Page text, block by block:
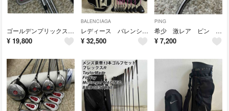
ゴールデンプリックス TM-V 6本 アイアンセット DG-S200
¥ 19,800
BALENCIAGA
レディース バレンシアガ M.U BIRDIE レディース 10本 ゴルフセット
¥ 32,500
PING
希少 激レア ピン PING PAL 5BZ Big Zシャフト
¥ 7,200